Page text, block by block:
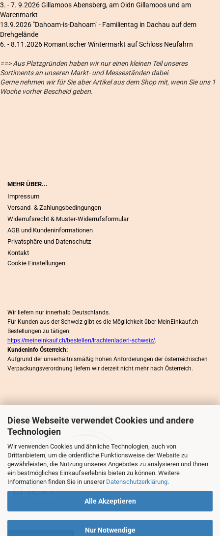
Diese Webseite verwendet Cookies und andere
Technologien
Wir verwenden Cookies und ähnliche Technologien, auch von
Drittanbietern, um die ordentliche Funktionsweise der Website zu
gewährleisten, die Nutzung unseres Angebotes zu analysieren und Ihnen
ein bestmögliches Einkaufserlebnis bieten zu können. Weitere
Informationen finden Sie in unserer Datenschutzerklärung.
Alle Akzeptieren
Nur Notwendige
3. - 7. 9.2026 Gillamoos Abensberg, am Oidn Gillamoos und am
Warenmarkt
13.9.2026 "Dahoam-is-Dahoam" - Familientag in Dachau auf dem
Drehgelände
6. - 8.11.2026 Romantischer Wintermarkt auf Schloss Neufahrn
==> Aus Platzgründen haben wir nur einen kleinen Teil unseres
Sortiments an unseren Markt- und Messeständen dabei.
Gerne nehmen wir für Sie aber Artikel aus dem Shop mit, wenn Sie uns 1
Woche vorher Bescheid geben.
MEHR ÜBER...
Impressum
Versand- & Zahlungsbedingungen
Widerrufsrecht & Muster-Widerrufsformular
AGB und Kundeninformationen
Privatsphäre und Datenschutz
Kontakt
Cookie Einstellungen
Wir liefern nur innerhalb Deutschlands.
Für Kunden aus der Schweiz gibt es die Möglichkeit über MeinEinkauf.ch
Bestellungen zu tätigen:
https://meineinkauf.ch/bestellen/trachtenladerl-schweiz/.
Kundeninfo Österreich:
Aufgrund der unverhältnismäßig hohen Anforderungen der österreichischen
Verpackungsverordnung liefern wir derzeit nicht mehr nach Österreich.
WIR SIND MITLGLIED IM HÄNDLERBUND